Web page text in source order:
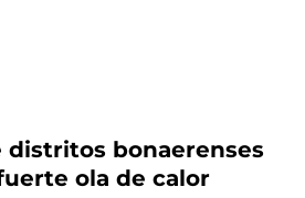
distritos bonaerenses
ola de calor